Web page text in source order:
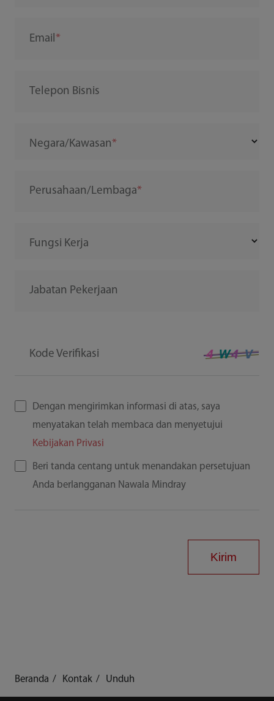
Email
Telepon Bisnis
Negara/Kawasan
Perusahaan/Lembaga
Fungsi Kerja
Jabatan Pekerjaan
Kode Verifikasi
Dengan mengirimkan informasi di atas, saya
menyatakan telah membaca dan menyetujui
Kebijakan Privasi
Beri tanda centang untuk menandakan persetujuan
Anda berlangganan Nawala Mindray
Kirim
Beranda Kontak Unduh